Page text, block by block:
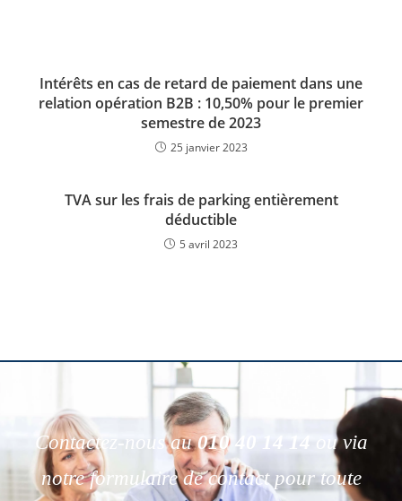
Intérêts en cas de retard de paiement dans une
relation opération B2B : 10,50% pour le premier
semestre de 2023
25 janvier 2023
TVA sur les frais de parking entièrement
déductible
5 avril 2023
Contactez-nous au010 40 14 14
ou via
notre formulaire de contact pour toute